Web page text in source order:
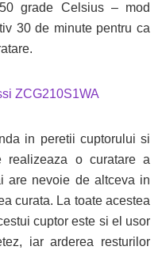
grade Celsius – mod
30 de minute pentru ca
ZCG210S1WA
in peretii cuptorului si
o curatare a
are nevoie de altceva in
curata. La toate acestea
cuptor este si el usor
iar arderea resturilor